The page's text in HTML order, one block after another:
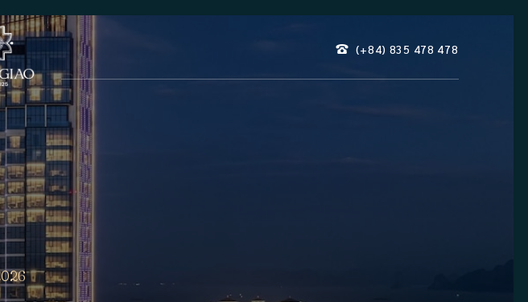
(+84) 835 478 478